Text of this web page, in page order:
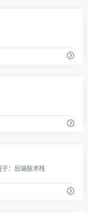
于：后端技术栈